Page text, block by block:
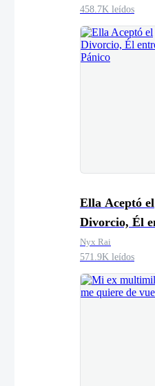
458.7K leídos
Ella Aceptó el
Divorcio, Él entró
en Pánico
Nyx Rai
571.9K leídos